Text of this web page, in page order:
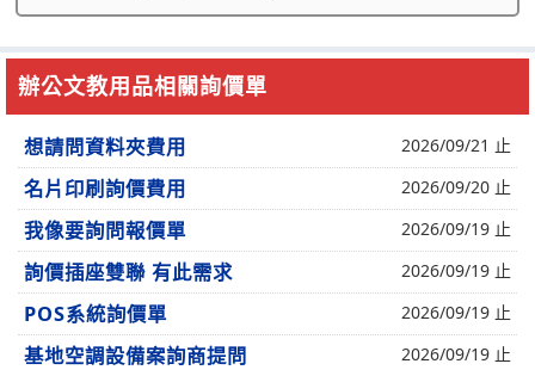
辦公文教用品相關詢價單
想請問資料夾費用 2026/09/21 止
名片印刷詢價費用 2026/09/20 止
我像要詢問報價單 2026/09/19 止
詢價插座雙聯 有此需求 2026/09/19 止
POS系統詢價單 2026/09/19 止
基地空調設備案詢商提問 2026/09/19 止